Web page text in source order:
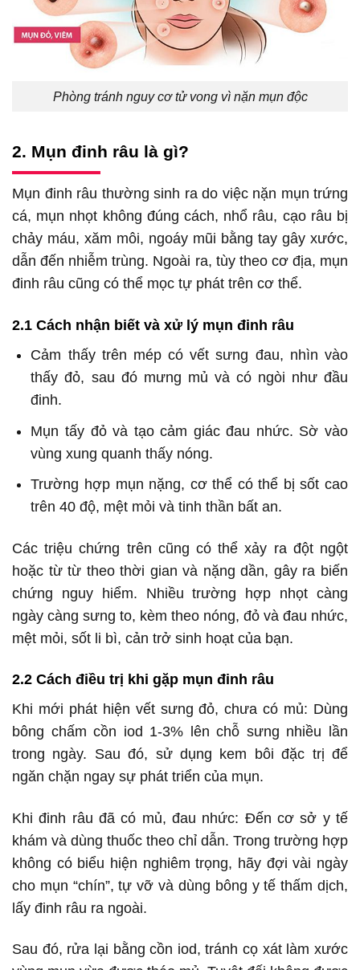
Phòng tránh nguy cơ tử vong vì nặn mụn độc
2. Mụn đinh râu là gì?
Mụn đinh râu thường sinh ra do việc nặn mụn trứng
cá, mụn nhọt không đúng cách, nhổ râu, cạo râu bị
chảy máu, xăm môi, ngoáy mũi bằng tay gây xước,
dẫn đến nhiễm trùng. Ngoài ra, tùy theo cơ địa, mụn
đinh râu cũng có thể mọc tự phát trên cơ thể.
2.1 Cách nhận biết và xử lý mụn đinh râu
Cảm thấy trên mép có vết sưng đau, nhìn vào
thấy đỏ, sau đó mưng mủ và có ngòi như đầu
đinh.
Mụn tấy đỏ và tạo cảm giác đau nhức. Sờ vào
vùng xung quanh thấy nóng.
Trường hợp mụn nặng, cơ thể có thể bị sốt cao
trên 40 độ, mệt mỏi và tinh thần bất an.
Các triệu chứng trên cũng có thể xảy ra đột ngột
hoặc từ từ theo thời gian và nặng dần, gây ra biến
chứng nguy hiểm. Nhiều trường hợp nhọt càng
ngày càng sưng to, kèm theo nóng, đỏ và đau nhức,
mệt mỏi, sốt li bì, cản trở sinh hoạt của bạn.
2.2 Cách điều trị khi gặp mụn đinh râu
Khi mới phát hiện vết sưng đỏ, chưa có mủ: Dùng
bông chấm cồn iod 1-3% lên chỗ sưng nhiều lần
trong ngày. Sau đó, sử dụng kem bôi đặc trị để
ngăn chặn ngay sự phát triển của mụn.
Khi đinh râu đã có mủ, đau nhức: Đến cơ sở y tế
khám và dùng thuốc theo chỉ dẫn. Trong trường hợp
không có biểu hiện nghiêm trọng, hãy đợi vài ngày
cho mụn “chín”, tự vỡ và dùng bông y tế thấm dịch,
lấy đinh râu ra ngoài.
Sau đó, rửa lại bằng cồn iod, tránh cọ xát làm xước